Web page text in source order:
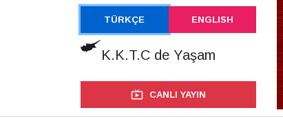
TÜRKÇE ENGLISH
K.K.T.C de Yaşam
CANLI YAYIN